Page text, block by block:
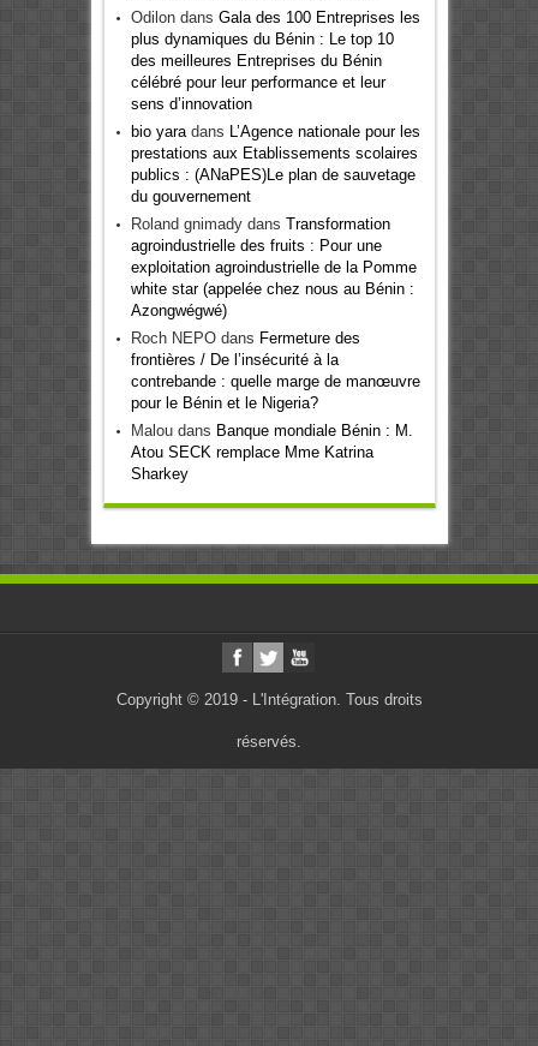
Odilondans Gala des 100 Entreprises les
plus dynamiques du Bénin : Le top 10
des meilleures Entreprises du Bénin
célébré pour leur performance et leur
sens d’innovation
bio yaradans
L’Agence nationale pour les
prestations aux Etablissements scolaires
publics : (ANaPES)Le plan de sauvetage
du gouvernement
Roland gnimadydans Transformation
agroindustrielle des fruits : Pour une
exploitation agroindustrielle de la Pomme
white star (appelée chez nous au Bénin :
Azongwégwé)
Roch NEPOdans Fermeture des
frontières / De l’insécurité à la
contrebande : quelle marge de manœuvre
pour le Bénin et le Nigeria?
Maloudans Banque mondiale Bénin : M.
Atou SECK remplace Mme Katrina
Sharkey
Copyright © 2019 - L'Intégration. Tous droits
réservés.